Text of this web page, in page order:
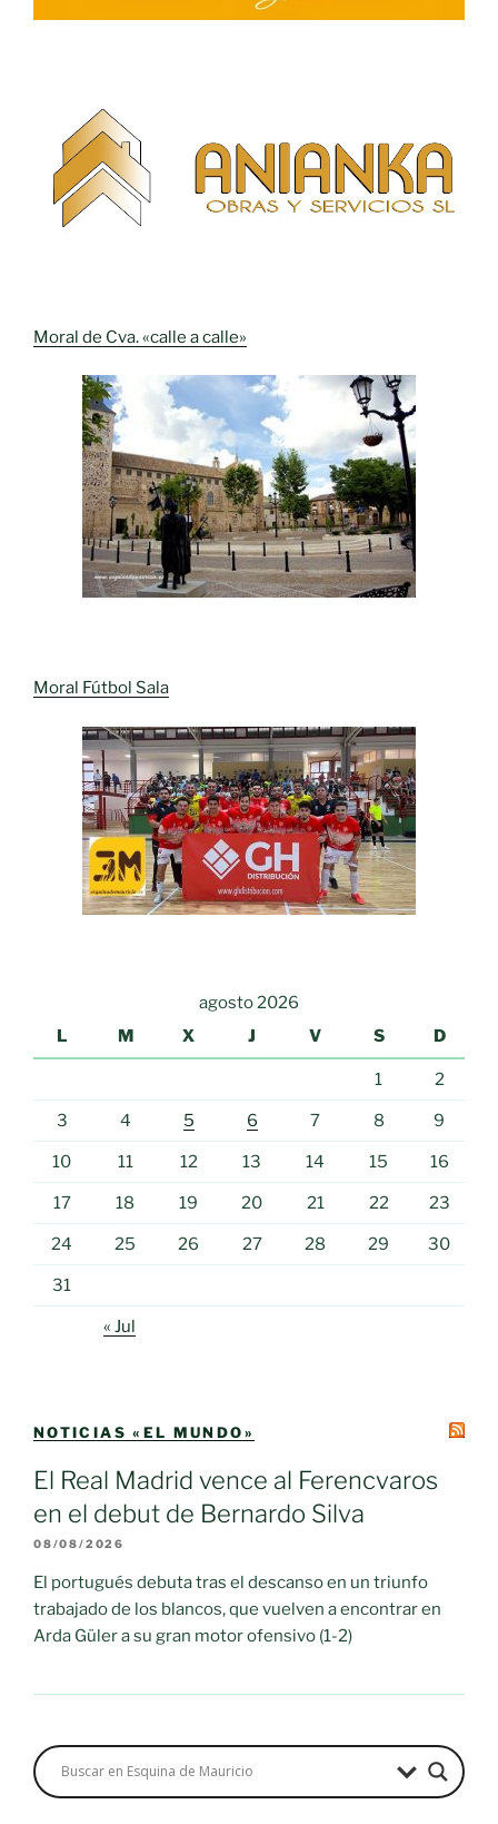
Moral de Cva. «calle a calle»
Moral Fútbol Sala
agosto 2026
L
M X J V S D
1 2
3 4 5 6 7 8 9
10 11 12 13 14 15 16
17 18 19 20 21 22 23
24 25 26 27 28 29 30
31
« Jul
NOTICIAS «EL MUNDO»
El Real Madrid vence al Ferencvaros
en el debut de Bernardo Silva
08/08/2026
El portugués debuta tras el descanso en un triunfo
trabajado de los blancos, que vuelven a encontrar en
Arda Güler a su gran motor ofensivo (1-2)